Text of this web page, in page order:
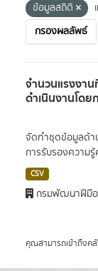
ข้อมูลสถิติ
กรองผลลัพธ์
จำนวนแรงงา
ดำเนินงานโดย
จัดทำชุดข้อมูลด้า
การรับรองความ
CSV
กรมพัฒนาฝีมือ
คุณสามารถเข้าถึงค